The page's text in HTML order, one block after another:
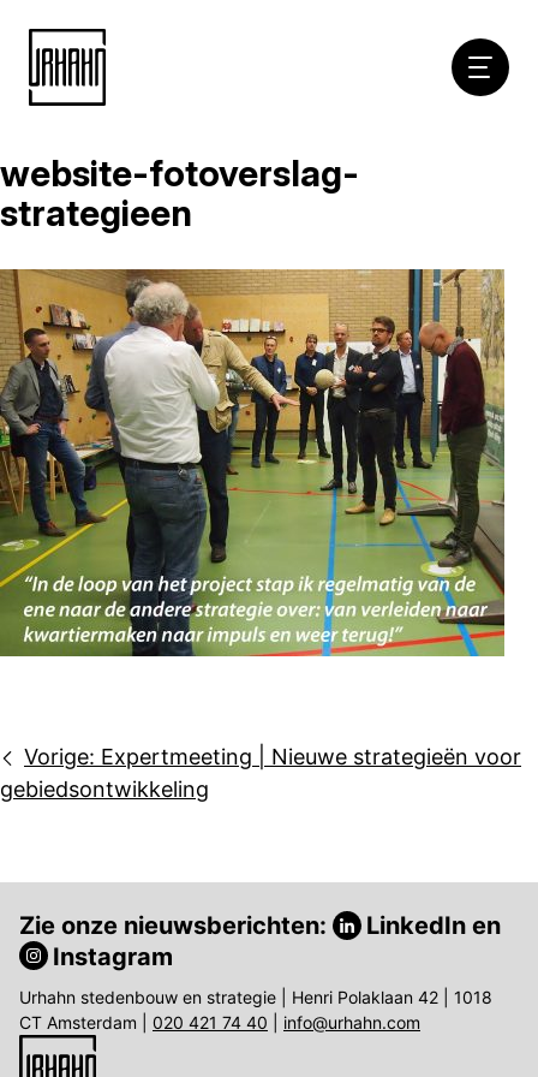
Naar
inhoud
website-fotoverslag-
strategieen
Bericht
navigatie
Vorige: Expertmeeting | Nieuwe strategieën voor
gebiedsontwikkeling
Zie onze nieuwsberichten: LinkedIn en
Instagram
Urhahn stedenbouw en strategie | Henri Polaklaan 42 | 1018
CT Amsterdam | 020 421 74 40 info@urhahn.com